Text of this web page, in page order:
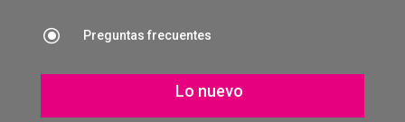
\ Preguntas frecuentes
Lo nuevo